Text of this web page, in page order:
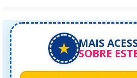
★ MAIS
SOBRE